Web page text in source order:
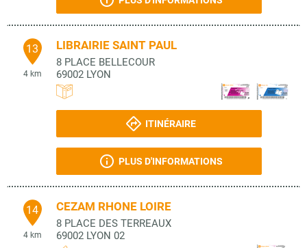
13
4 km
LIBRAIRIE SAINT PAUL
8 PLACE BELLECOUR
69002 LYON
ITINÉRAIRE
PLUS D'INFORMATIONS
14
4 km
CEZAM RHONE LOIRE
8 PLACE DES TERREAUX
69002 LYON 02